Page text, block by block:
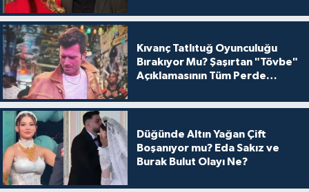
Kıvanç Tatlıtuğ Oyunculuğu
Bırakıyor Mu? Şaşırtan "Tövbe"
Açıklamasının Tüm Perde
Düğünde Altın Yağan Çift
Boşanıyor mu? Eda Sakız ve
Burak Bulut Olayı Ne?